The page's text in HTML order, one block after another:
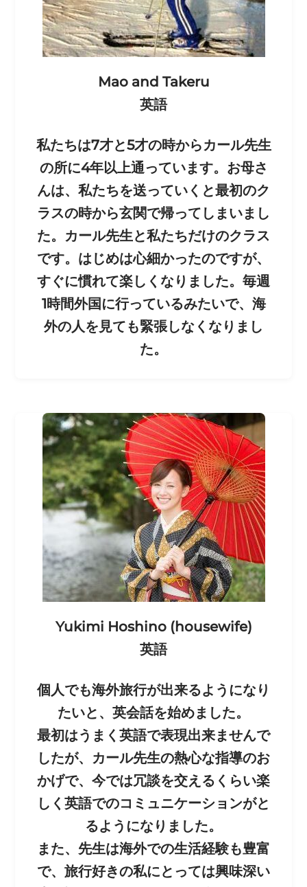
Mao and Takeru
英語
私たちは7才と5才の時からカール先生
の所に4年以上通っています。お母さ
んは、私たちを送っていくと最初のク
ラスの時から玄関で帰ってしまいまし
た。カール先生と私たちだけのクラス
です。はじめは心細かったのですが、
すぐに慣れて楽しくなりました。毎週
1時間外国に行っているみたいで、海
外の人を見ても緊張しなくなりまし
た。
Yukimi Hoshino (housewife)
英語
個人でも海外旅行が出来るようになり
たいと、英会話を始めました。
最初はうまく英語で表現出来ませんで
したが、カール先生の熱心な指導のお
かげで、今では冗談を交えるくらい楽
しく英語でのコミュニケーションがと
るようになりました。
また、先生は海外での生活経験も豊富
で、旅行好きの私にとっては興味深い